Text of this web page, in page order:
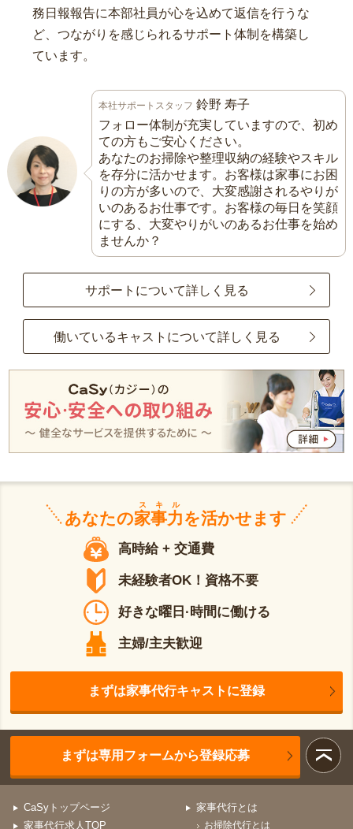
務日報報告に本部社員が心を込めて返信を行うな
ど、つながりを感じられるサポート体制を構築し
ています。
本社サポートスタッフ 鈴野 寿子
フォロー体制が充実していますので、初め
ての方もご安心ください。
あなたのお掃除や整理収納の経験やスキル
を存分に活かせます。お客様は家事にお困
りの方が多いので、大変感謝されるやりが
いのあるお仕事です。お客様の毎日を笑顔
にする、大変やりがいのあるお仕事を始め
ませんか？
サポートについて詳しく見る
働いているキャストについて詳しく見る
あなたの家事力
スキル
を活かせます
高時給 + 交通費
未経験者OK！資格不要
好きな曜日·時間に働ける
主婦/主夫歓迎
まずは家事代行キャストに登録
まずは専用フォームから登録応募
CaSyトップページ
家事代行求人TOP
家事代行とは
お掃除代行とは